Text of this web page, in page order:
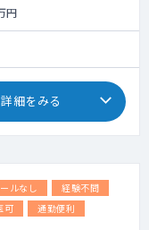
円
詳細をみる
ルなし
経験不問
可 通勤便利